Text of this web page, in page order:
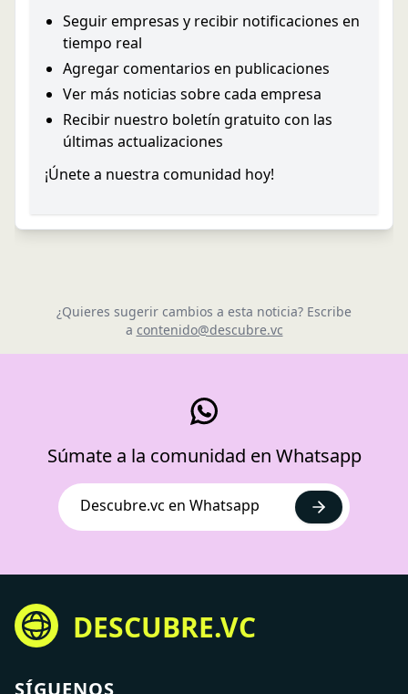
Seguir empresas y recibir notificaciones en
tiempo real
Agregar comentarios en publicaciones
Ver más noticias sobre cada empresa
Recibir nuestro boletín gratuito con las
últimas actualizaciones
¡Únete a nuestra comunidad hoy!
¿Quieres sugerir cambios a esta noticia? Escribe
a contenido@descubre.vc
Súmate a la comunidad en Whatsapp
Descubre.vc en Whatsapp
DESCUBRE.VC